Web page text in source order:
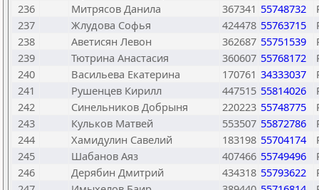
236
Митрясов Данила 367341 55748732
237
Жлудова Софья 424478 55763715
238
Аветисян Левон 362687 55751539
239
Тютрина Анастасия 360607 55768172
240
Васильева Екатерина 170761 34333037
241
Рушенцев Кирилл 447515 55814026
242
Синельников Добрыня 220223 55748775
243
Кульков Матвей 553507 55872786
244
Хамидулин Савелий 183198 55704174
245
Шабанов Аяз 407466 55749496
246
Дерябин Дмитрий 434318 55793622